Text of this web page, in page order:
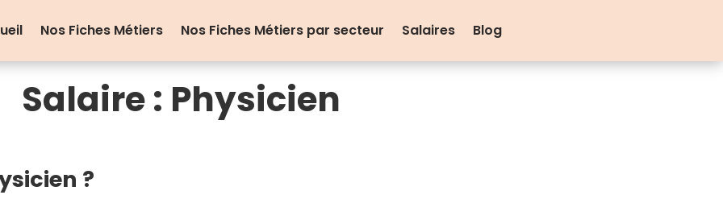
Nos Fiches Métiers Nos Fiches Métiers par secteur Salaires Blog
Salaire : Physicien
?